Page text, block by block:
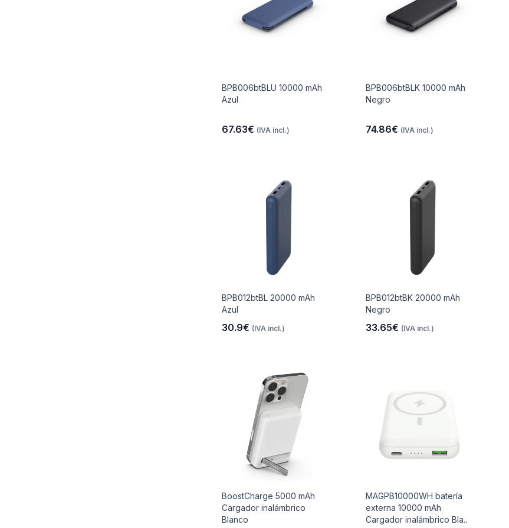
BPB006btBLU 10000 mAh
Azul
67.63€ (IVA incl.)
BPB006btBLK 10000 mAh
Negro
74.86€ (IVA incl.)
BPB012btBL 20000 mAh
Azul
30.9€ (IVA incl.)
BPB012btBK 20000 mAh
Negro
33.65€ (IVA incl.)
BoostCharge 5000 mAh
Cargador inalámbrico
Blanco
MAGPB10000WH batería
externa 10000 mAh
Cargador inalámbrico Bla..